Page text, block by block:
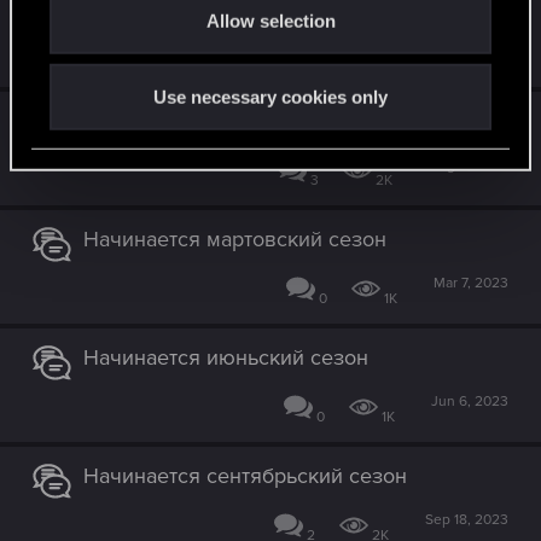
Allow selection
Use necessary cookies only
0 2K
3 2K
Aug 8, 2023
Начинается мартовский сезон
0 1K
Mar 7, 2023
Начинается июньский сезон
0 1K
Jun 6, 2023
Начинается сентябрьский сезон
2 2K
Sep 18, 2023